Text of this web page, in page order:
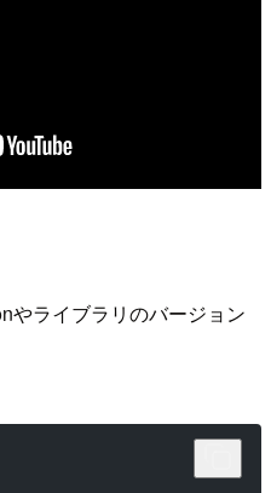
やライブラリのバージョン